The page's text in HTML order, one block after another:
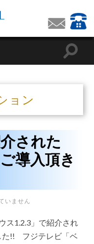
ョン
された
導入頂き
いません
ス1.2.3」で紹介され
た!! フジテレビ「ベ